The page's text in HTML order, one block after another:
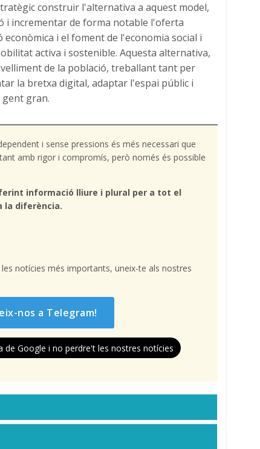
construir l'alternativa a aquest model,
i incrementar de forma notable l'oferta
i el foment de l'economia social i
activa i sostenible. Aquesta alternativa,
de la població, treballant tant per
la bretxa digital, adaptar l'espai públic i
gent gran.
i sense pressions és més necessari que
amb rigor i compromís, però només és possible
informació lliure i plural per a tot el
la diferència.
notícies més importants, uneix-te als nostres
nos a Telegram!
Google i no perdre't les nostres notícies